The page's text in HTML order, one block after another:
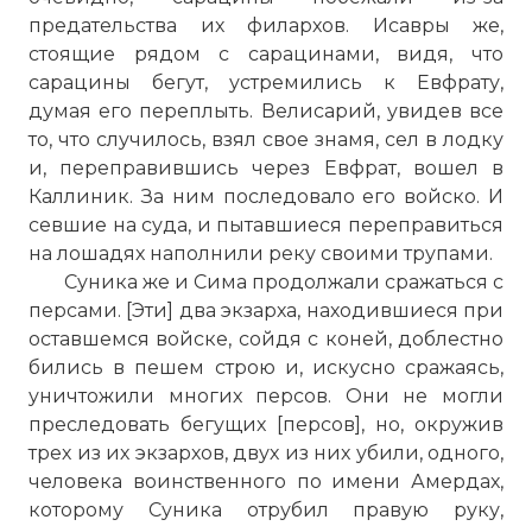
предательства их филархов. Исавры же,
стоящие рядом с сарацинами, видя, что
сарацины бегут, устремились к Евфрату,
думая его переплыть. Велисарий, увидев все
то, что случилось, взял свое знамя, сел в лодку
и, переправившись через Евфрат, вошел в
Каллиник. За ним последовало его войско. И
севшие на суда, и пытавшиеся переправиться
на лошадях наполнили реку своими трупами.
Суника же и Сима продолжали сражаться с
персами. [Эти] два экзарха, находившиеся при
оставшемся войске, сойдя с коней, доблестно
бились в пешем строю и, искусно сражаясь,
уничтожили многих персов. Они не могли
преследовать бегущих [персов], но, окружив
трех из их экзархов, двух из них убили, одного,
человека воинственного по имени Амердах,
которому Суника отрубил правую руку,